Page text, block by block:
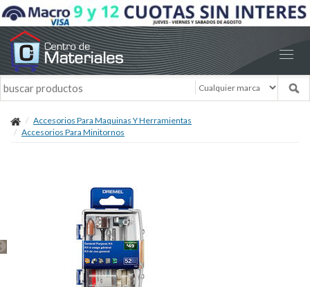
Accesorios Para Maquinas Y Herramientas
Accesorios Para Minitornos